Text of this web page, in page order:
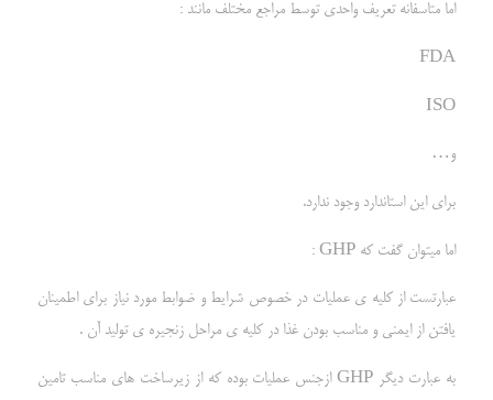
اما متاسفانه تعریف واحدی توسط مراجع مختلف مانند :
FDA
ISO
و…
برای این استاندارد وجود ندارد.
اما میتوان گفت که GHP :
عبارتست از کلیه ی عملیات در خصوص شرایط و ضوابط مورد نیاز برای اطمینان
یافتن از ایمنی و مناسب بودن غذا در کلیه ی مراحل زنجیره ی تولید آن .
به عبارت دیگر GHP ازجنس عملیات بوده که از زیرساخت های مناسب تامین